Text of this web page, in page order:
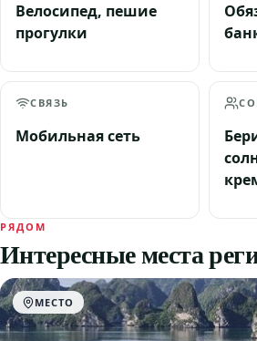
Велосипед, пешие
прогулки
СВЯЗЬ
Мобильная сеть
РЯДОМ
Интересные места
МЕСТО